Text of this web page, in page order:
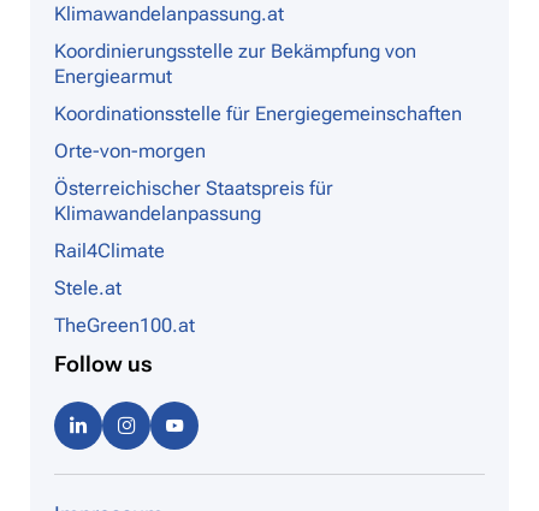
Klimawandelanpassung.at
Koordinierungsstelle zur Bekämpfung von
Energiearmut
Koordinationsstelle für Energiegemeinschaften
Orte-von-morgen
Österreichischer Staatspreis für
Klimawandelanpassung
Rail4Climate
Stele.at
TheGreen100.at
Follow us
Linke
dIn
Instag
ram be